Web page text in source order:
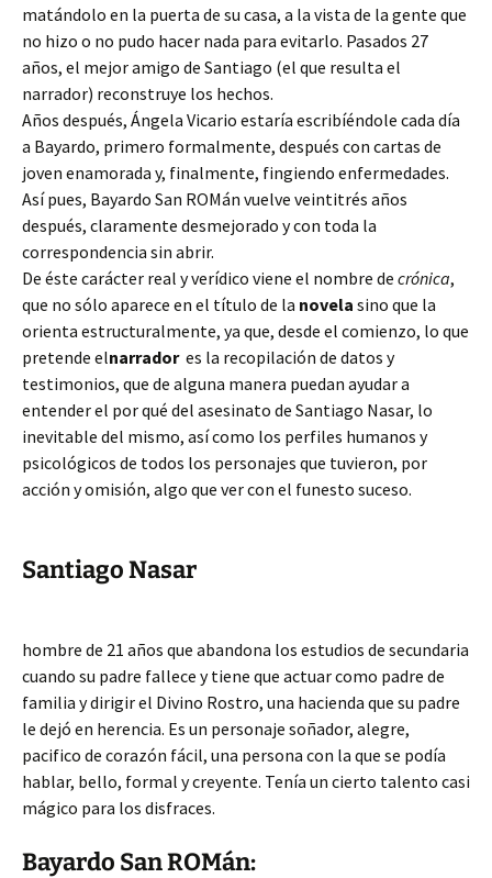
matándolo en la puerta de su casa, a la vista de la gente que
no hizo o no pudo hacer nada para evitarlo. Pasados 27
años, el mejor amigo de Santiago (el que resulta el
narrador) reconstruye los hechos.
Años después, Ángela Vicario estaría escribíéndole cada día
a Bayardo, primero formalmente, después con cartas de
joven enamorada y, finalmente, fingiendo enfermedades.
Así pues, Bayardo San ROMán vuelve veintitrés años
después, claramente desmejorado y con toda la
correspondencia sin abrir.
De éste carácter real y verídico viene el nombre de crónica,
que no sólo aparece en el título de la novela sino que la
orienta estructuralmente, ya que, desde el comienzo, lo que
pretende elnarrador es la recopilación de datos y
testimonios, que de alguna manera puedan ayudar a
entender el por qué del asesinato de Santiago Nasar, lo
inevitable del mismo, así como los perfiles humanos y
psicológicos de todos los personajes que tuvieron, por
acción y omisión, algo que ver con el funesto suceso.
Santiago Nasar
hombre de 21 años que abandona los estudios de secundaria
cuando su padre fallece y tiene que actuar como padre de
familia y dirigir el Divino Rostro, una hacienda que su padre
le dejó en herencia. Es un personaje soñador, alegre,
pacifico de corazón fácil, una persona con la que se podía
hablar, bello, formal y creyente. Tenía un cierto talento casi
mágico para los disfraces.
Bayardo San ROMán: